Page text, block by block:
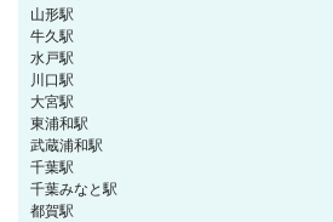
山形駅
牛久駅
水戸駅
川口駅
大宮駅
東浦和駅
武蔵浦和駅
千葉駅
千葉みなと駅
都賀駅